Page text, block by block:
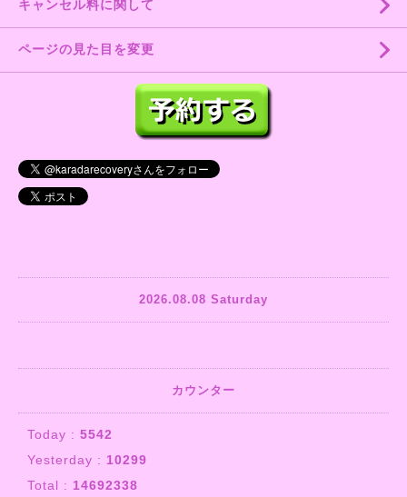
キャンセル料に関して
ページの見た目を変更
2026.08.08 Saturday
カウンター
Today : 5542
Yesterday : 10299
Total : 14692338